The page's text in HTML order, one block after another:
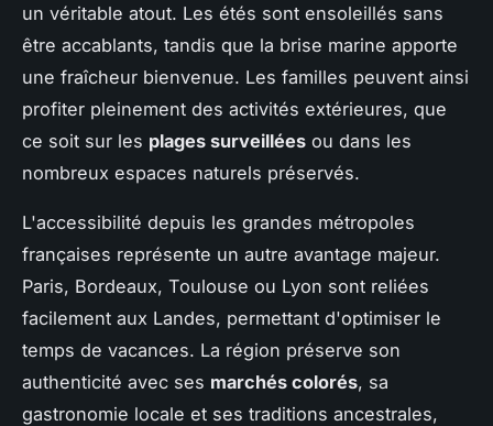
un véritable atout. Les étés sont ensoleillés sans
être accablants, tandis que la brise marine apporte
une fraîcheur bienvenue. Les familles peuvent ainsi
profiter pleinement des activités extérieures, que
ce soit sur les plages surveillées ou dans les
nombreux espaces naturels préservés.
L'accessibilité depuis les grandes métropoles
françaises représente un autre avantage majeur.
Paris, Bordeaux, Toulouse ou Lyon sont reliées
facilement aux Landes, permettant d'optimiser le
temps de vacances. La région préserve son
authenticité avec ses marchés colorés, sa
gastronomie locale et ses traditions ancestrales,